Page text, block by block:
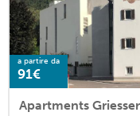
a partire da
91€
Apartments Griesser